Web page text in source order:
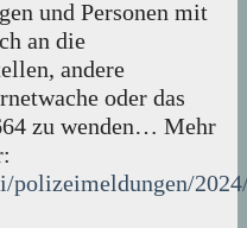
und Personen mit
an die
andere
oder das
zu wenden… Mehr